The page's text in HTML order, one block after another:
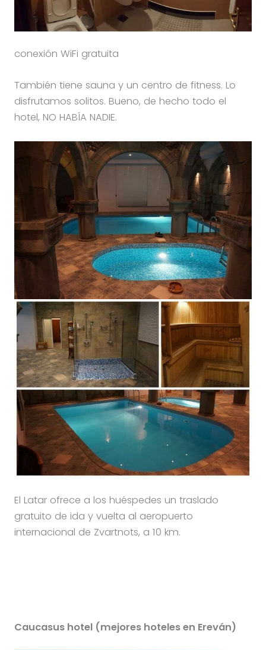
conexión WiFi gratuita
También tiene sauna y un centro de fitness. Lo
disfrutamos solitos. Bueno, de hecho todo el
hotel, NO HABÍA NADIE.
El Latar ofrece a los huéspedes un traslado
gratuito de ida y vuelta al aeropuerto
internacional de Zvartnots, a 10 km.
Caucasus hotel (mejores hoteles en Ereván)